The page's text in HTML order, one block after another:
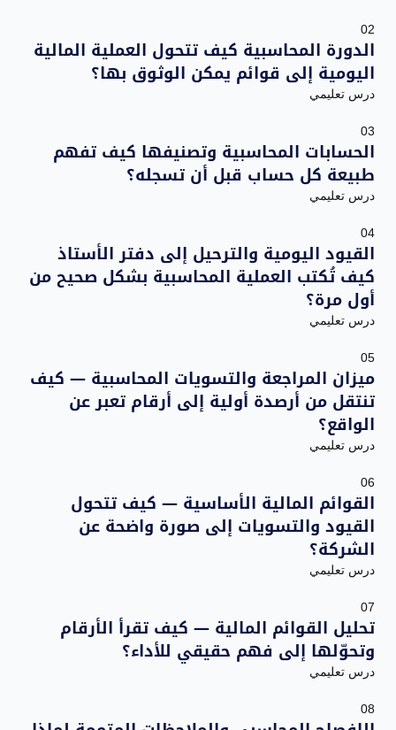
02
الدورة المحاسبية كيف تتحول العملية المالية
اليومية إلى قوائم يمكن الوثوق بها؟
درس تعليمي
03
الحسابات المحاسبية وتصنيفها كيف تفهم
طبيعة كل حساب قبل أن تسجله؟
درس تعليمي
04
القيود اليومية والترحيل إلى دفتر الأستاذ
كيف تُكتب العملية المحاسبية بشكل صحيح من
أول مرة؟
درس تعليمي
05
ميزان المراجعة والتسويات المحاسبية — كيف
تنتقل من أرصدة أولية إلى أرقام تعبر عن
الواقع؟
درس تعليمي
06
القوائم المالية الأساسية — كيف تتحول
القيود والتسويات إلى صورة واضحة عن
الشركة؟
درس تعليمي
07
تحليل القوائم المالية — كيف تقرأ الأرقام
وتحوّلها إلى فهم حقيقي للأداء؟
درس تعليمي
08